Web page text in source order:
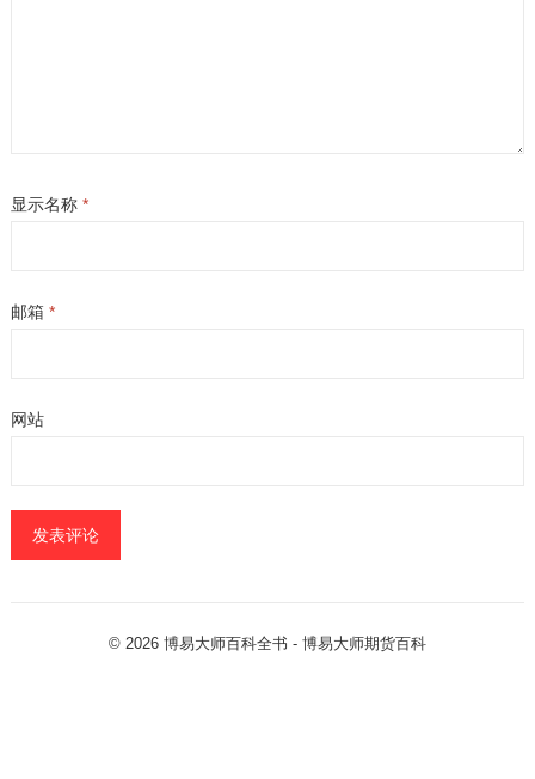
显示名称 *
邮箱 *
网站
© 2026 博易大师百科全书 - 博易大师期货百科